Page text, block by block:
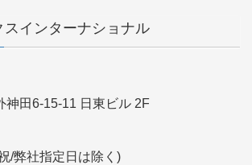
インターナショナル
神田6-15-11 日東ビル 2F
/弊社指定日は除く)